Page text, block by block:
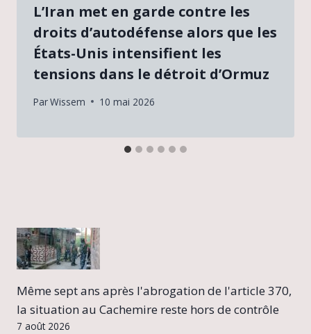
L’Iran met en garde contre les
droits d’autodéfense alors que les
États-Unis intensifient les
tensions dans le détroit d’Ormuz
ParWissem 10 mai 2026
Même sept ans après l'abrogation de l'article 370,
la situation au Cachemire reste hors de contrôle
7 août 2026